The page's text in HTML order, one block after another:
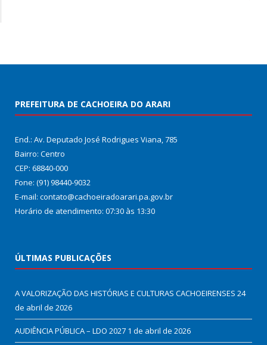
PREFEITURA DE CACHOEIRA DO ARARI
End.: Av. Deputado José Rodrigues Viana, 785
Bairro: Centro
CEP: 68840-000
Fone: (91) 98440-9032
E-mail: contato@cachoeiradoarari.pa.gov.br
Horário de atendimento: 07:30 às 13:30
ÚLTIMAS PUBLICAÇÕES
A VALORIZAÇÃO DAS HISTÓRIAS E CULTURAS CACHOEIRENSES 24
de abril de 2026
AUDIÊNCIA PÚBLICA – LDO 2027 1 de abril de 2026